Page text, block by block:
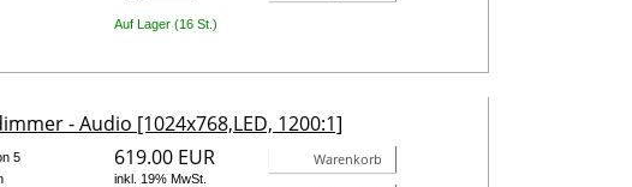
Auf Lager (16 St.)
- Audio [1024x768,LED, 1200:1]
619.00 EUR
inkl. 19% MwSt.
Warenkorb